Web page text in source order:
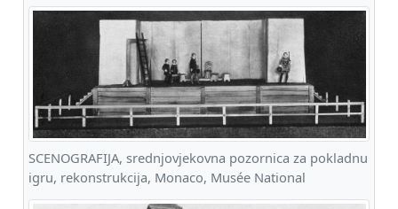
SCENOGRAFIJA, srednjovjekovna pozornica za pokladnu
igru, rekonstrukcija, Monaco, Musée National